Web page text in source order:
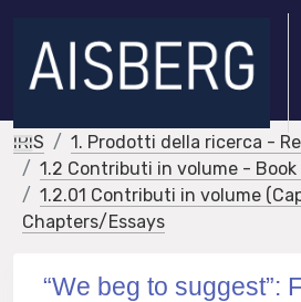
IRIS
1. Prodotti della ricerca -
1.2 Contributi in volume -
1.2.01 Contributi in volume
Chapters/Essays
“We beg to suggest”: